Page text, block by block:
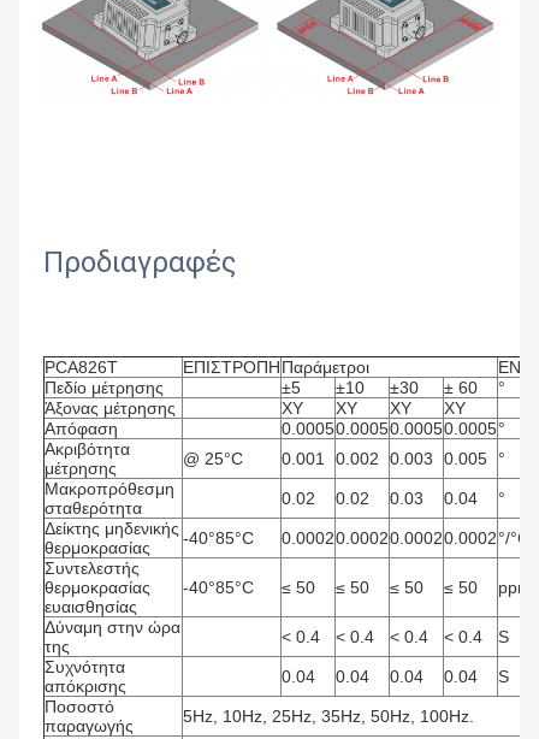
Προδιαγραφές
PCA826T ΕΠΙΣΤΡΟΠΗΠαράμετροι
Πεδίο μέτρησης
±5 ±10 ±30 ± 60
°
Άξονας μέτρησης
XY XY XY
XY
Απόφαση
0.00050.00050.00050.0005°
Ακριβότητα
μέτρησης
@ 25°C 0.001 0.002 0.003 0.005
°
Μακροπρόθεσμη
σταθερότητα
0.02 0.02 0.03 0.04
°
Δείκτης μηδενικής
θερμοκρασίας
-40°85°C 0.00020.00020.00020.0002°/°C
Συντελεστής
θερμοκρασίας
ευαισθησίας
-40°85°C ≤ 50 ≤ 50 ≤ 50 ≤ 50 ppm/
Δύναμη στην ώρα
της
< 0.4 < 0.4 < 0.4 < 0.4
S
Συχνότητα
απόκρισης
0.04 0.04 0.04 0.04
S
Ποσοστό
παραγωγής
5Hz, 10Hz, 25Hz, 35Hz, 50Hz, 100Hz.